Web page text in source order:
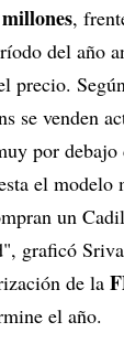
,
del año
precio.
se venden
por debajo
el modelo
un
graficó
de la
el año.